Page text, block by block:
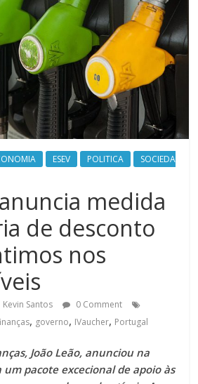
ESEV POLITICA
SOCIEDA
medida
de desconto
nos
Kevin Santos
0 Comment
, governo, IVaucher, Portugal
João Leão, anunciou na
um pacote excecional de apoio às